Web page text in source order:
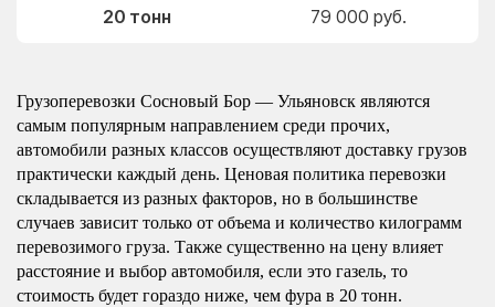
20 тонн 79 000 руб.
Грузоперевозки Сосновый Бор — Ульяновск являются
самым популярным направлением среди прочих,
автомобили разных классов осуществляют доставку грузов
практически каждый день. Ценовая политика перевозки
складывается из разных факторов, но в большинстве
случаев зависит только от объема и количество килограмм
перевозимого груза. Также существенно на цену влияет
расстояние и выбор автомобиля, если это газель, то
стоимость будет гораздо ниже, чем фура в 20 тонн.